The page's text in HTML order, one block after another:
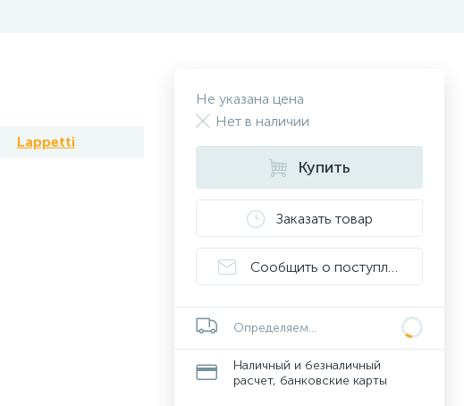
Lappetti
Не указана цена
Нет в наличии
Купить
Заказать товар
Сообщить о поступлении
Определяем...
Наличный и безналичный
расчет, банковские карты